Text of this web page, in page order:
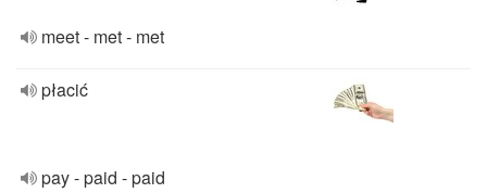
meet - met - met
płacić
pay - paid - paid